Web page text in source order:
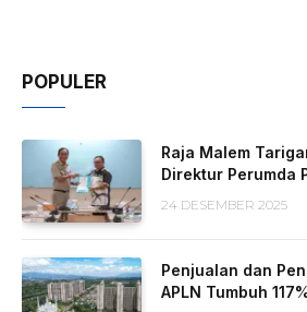
POPULER
Raja Malem
Direktur Perumda
24 DESEMBER 2025
Penjualan dan
APLN Tumbuh